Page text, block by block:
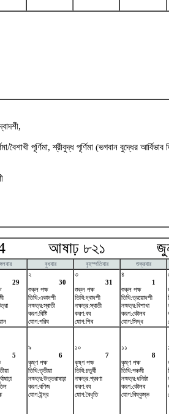
বৈশাখী পূর্ণিমা, শ্রীবুদ্ধ পূর্ণিমা (ভগবান বুদ্ধের
আষাঢ় ৮২১ জুন
বুধবার বৃহস্পতিবার
শুক্রবার
29
২
30
শুক্ল পক্ষ
তিথি:একাদশী
নক্ষত্র:স্বাতী
করণ:বিষ্টি
যোগ:পরিঘ
৩
31
শুক্ল পক্ষ
তিথি:দ্বাদশী
নক্ষত্র:স্বাতী
করণ:বব
যোগ:শিব
৪
1
শুক্ল পক্ষ
তিথি:ত্রয়োদশী
নক্ষত্র:বিশাখা
করণ:কৌলব
যোগ:সিদ্ধ
5
৯
6
কৃষ্ণ পক্ষ
তিথি:তৃতীয়া
নক্ষত্র:উত্তরাষাঢ়া
করণ:বণিজ
যোগ:ইন্দ্র
১০
7
কৃষ্ণ পক্ষ
তিথি:চতুর্থী
নক্ষত্র:শ্রবণা
করণ:বব
যোগ:বৈধৃতি
১১
8
কৃষ্ণ পক্ষ
তিথি:পঞ্চমী
নক্ষত্র:ধনিষ্ঠা
করণ:কৌলব
যোগ:বিষ্কুম্ভ